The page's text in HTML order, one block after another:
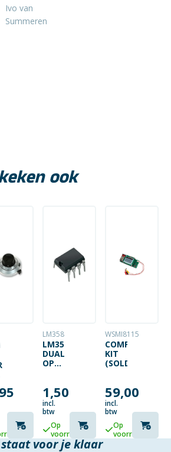
Ivo van
Summeren
ook
LM358
LM358
DUAL
OPAMP
1,50
incl.
btw
Op
voorraad
WSMI8115
KIT
(SOLDEERKIT)
59,00
incl.
btw
Op
voorraad
voor je klaar